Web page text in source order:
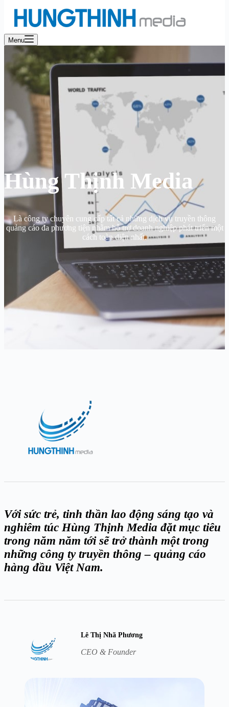
Menu
Hùng Thịnh Media
Là công ty chuyên cung cấp tất cả những dịch vụ truyền thông
quảng cáo đa phương tiện nhằm hỗ trợ doanh nghiệp phát triển một
cách toàn diện nhất.
Với sức trẻ, tinh thần lao động sáng tạo và
nghiêm túc Hùng Thịnh Media đặt mục tiêu
trong năm năm tới sẽ trở thành một trong
những công ty truyền thông – quảng cáo
hàng đầu Việt Nam.
Lê Thị Nhã Phương
CEO & Founder